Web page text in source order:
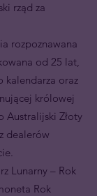
rząd za
rozpoznawana
od 25 lat,
kalendarza oraz
królowej
Australijski Złoty
dealerów
Lunarny – Rok
Rok